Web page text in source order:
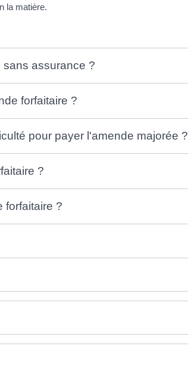
la matière.
assurance ?
forfaitaire ?
pour payer l'amende majorée ?
?
forfaitaire ?